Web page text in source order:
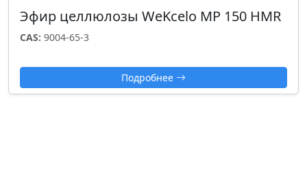
Эфир целлюлозы WeKcelo MP 150 HMR
CAS: 9004-65-3
Подробнее